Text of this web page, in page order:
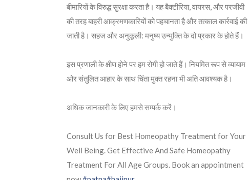
बीमारियों के विरुद्ध सुरक्षा करता है। यह बैक्टीरिया, वायरस, और परजीवी
की तरह बाहरी आक्रमणकारियों को पहचानता है और तत्काल कार्रवाई की
जाती है। सहज और अनुकूली: मनुष्य उन्मुक्ति के दो प्रकार के होते हैं।
इस प्रणाली के क्षीण होने पर हम रोगी हो जाते हैं। नियमित रूप से व्यायाम
ओर संतुलित आहार के साथ चिंता मुक्त रहना भी अति आवश्यक है।
अधिक जानकारी के लिए हमसे सम्पर्क करें।
Consult Us for Best Homeopathy Treatment for Your
Well Being. Get Effective And Safe Homeopathy
Treatment For All Age Groups. Book an appointment